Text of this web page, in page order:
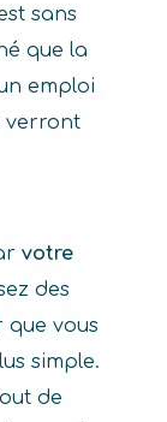
sans
que la
emploi
verront
votre
des
que vous
simple.
de